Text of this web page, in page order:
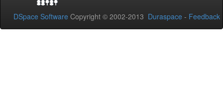
DSpace Software Copyright © 2002-2013 Duraspace - Feedback